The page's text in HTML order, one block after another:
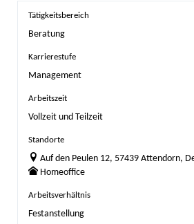
Tätigkeitsbereich
Beratung
Karrierestufe
Management
Arbeitszeit
Vollzeit und Teilzeit
Standorte
Auf den Peulen 12, 57439 Attendorn,
Homeoffice
Arbeitsverhältnis
Festanstellung